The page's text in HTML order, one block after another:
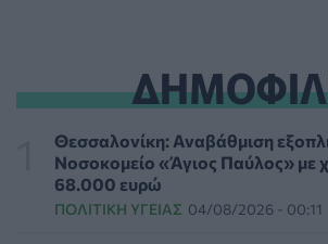
Διαβητική αμφιβληστροειδοπάθεια:
κίνδυνος για την όραση των ασθενών
HEALTH TALK 06/08/2026 - 17:34
Γιατί οι γιατροί διστάζουν να
Θεσσαλονίκη: Αναβάθμιση
Νοσοκομείο «Άγιος Παύλος» με
68.000 ευρώ
ΠΟΛΙΤΙΚΉ ΥΓΕΊΑΣ 04/08/2026 - 00:11